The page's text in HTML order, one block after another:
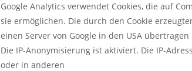
Google Analytics verwendet Cookies, die auf
sie ermöglichen. Die durch den Cookie
einen Server von Google in den USA
Die IP-Anonymisierung ist aktiviert. Die IP-
oder in anderen